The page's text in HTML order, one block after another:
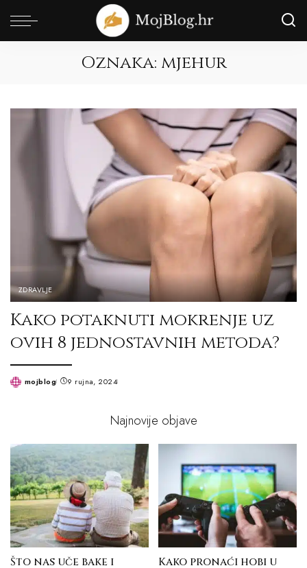
Oznaka: mjehur
ZDRAVLJE
Kako potaknuti mokrenje uz
ovih 8 jednostavnih metoda?
Postedmojblog 9 rujna, 2024
Najnovije objave
Što nas uče bake i
Kako pronaći hobi u